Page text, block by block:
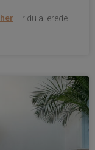
her. Er du allerede